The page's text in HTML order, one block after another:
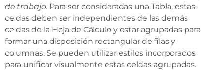
de trabajo. Para ser consideradas una Tabla, estas
celdas deben ser independientes de las demás
celdas de la Hoja de Cálculo y estar agrupadas para
formar una disposición rectangular de filas y
columnas. Se pueden utilizar estilos incorporados
para unificar visualmente estas celdas agrupadas.